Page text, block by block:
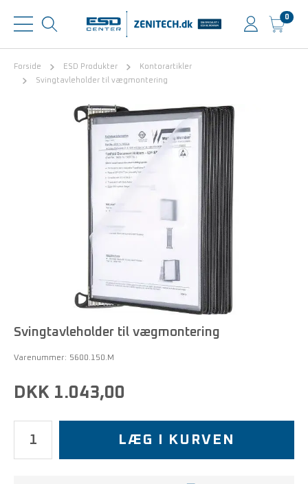
0
Forside ESD Produkter
Kontorartikler
Svingtavleholder til vægmontering
Svingtavleholder til vægmontering
Varenummer: 5600.150.M
DKK 1.043,00
LÆG I KURVEN